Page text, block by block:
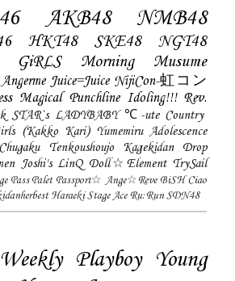
AKB48 NMB48
HKT48 SKE48
NGT48
Morning Musume
Angerme Juice=Juice NijiCon-虹コン
Magical Punchline Idoling!!! Rev.
STAR`s LADYBABY ℃-ute Country
(Kakko Kari) Yumemiru Adolescence
Tenkoushoujo Kagekidan
Drop
Joshi's LinQ Doll☆Element TrySail
Pass Palet Passport☆ Ange☆Reve BiSH Ciao
Haraeki Stage Ace Ru:Run SDN48
Weekly Playboy Young